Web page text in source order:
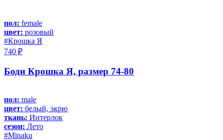
пол: female
цвет: розовый
#Крошка Я
740 ₽
Боди Крошка Я, размер 74-80
пол: male
цвет: белый, экрю
ткань: Интерлок
сезон: Лето
#Minaku